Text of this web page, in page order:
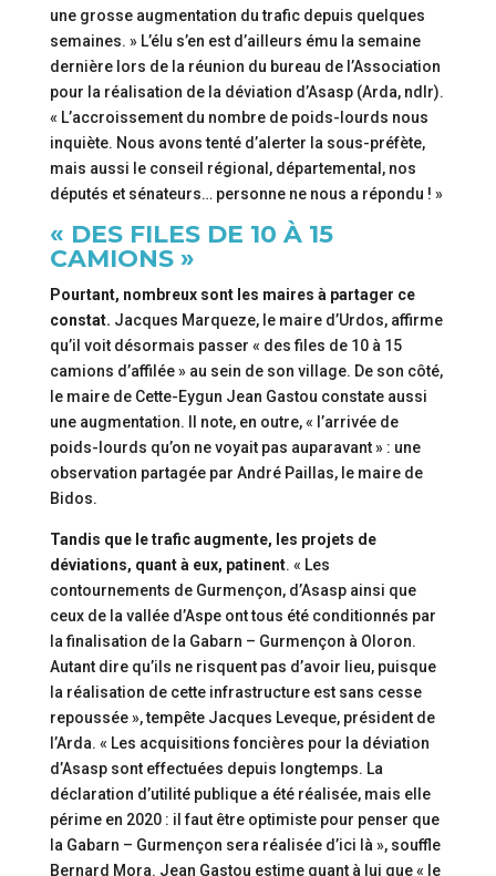
une grosse augmentation du trafic depuis quelques
semaines. » L’élu s’en est d’ailleurs ému la semaine
dernière lors de la réunion du bureau de l’Association
pour la réalisation de la déviation d’Asasp (Arda, ndlr).
« L’accroissement du nombre de poids-lourds nous
inquiète. Nous avons tenté d’alerter la sous-préfète,
mais aussi le conseil régional, départemental, nos
députés et sénateurs… personne ne nous a répondu ! »
« DES FILES DE 10 À 15
CAMIONS »
Pourtant, nombreux sont les maires à partager ce
constat. Jacques Marqueze, le maire d’Urdos, affirme
qu’il voit désormais passer « des files de 10 à 15
camions d’affilée » au sein de son village. De son côté,
le maire de Cette-Eygun Jean Gastou constate aussi
une augmentation. Il note, en outre, « l’arrivée de
poids-lourds qu’on ne voyait pas auparavant » : une
observation partagée par André Paillas, le maire de
Bidos.
Tandis que le trafic augmente, les projets de
déviations, quant à eux, patinent. « Les
contournements de Gurmençon, d’Asasp ainsi que
ceux de la vallée d’Aspe ont tous été conditionnés par
la finalisation de la Gabarn – Gurmençon à Oloron.
Autant dire qu’ils ne risquent pas d’avoir lieu, puisque
la réalisation de cette infrastructure est sans cesse
repoussée », tempête Jacques Leveque, président de
l’Arda. « Les acquisitions foncières pour la déviation
d’Asasp sont effectuées depuis longtemps. La
déclaration d’utilité publique a été réalisée, mais elle
périme en 2020 : il faut être optimiste pour penser que
la Gabarn – Gurmençon sera réalisée d’ici là », souffle
Bernard Mora. Jean Gastou estime quant à lui que « le